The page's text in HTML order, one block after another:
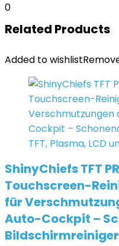
0
Related Products
Added to wishlist
ShinyChiefs TFT
Touchscreen-
für
Auto-Cockpit –
Bildschirmreiniger